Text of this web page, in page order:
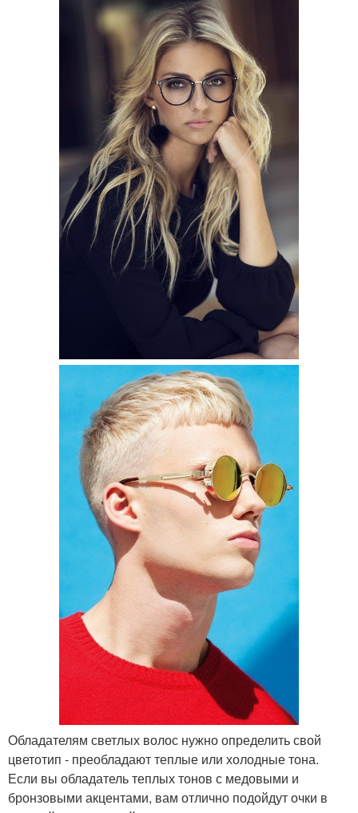
Обладателям светлых волос нужно определить свой
цветотип - преобладают теплые или холодные тона.
Если вы обладатель теплых тонов с медовыми и
бронзовыми акцентами, вам отлично подойдут очки в